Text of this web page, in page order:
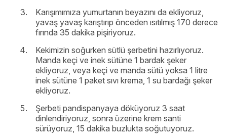
Karışımımıza yumurtanın beyazını da ekliyoruz,
yavaş yavaş karıştırıp önceden ısıtılmış 170 derece
fırında 35 dakika pişiriyoruz.
Kekimizin soğurken sütlü şerbetini hazırlıyoruz.
Manda keçi ve inek sütüne 1 bardak şeker
ekliyoruz, veya keçi ve manda sütü yoksa 1 litre
inek sütüne 1 paket sıvı krema, 1 su bardağı şeker
ekliyoruz.
Şerbeti pandispanyaya döküyoruz 3 saat
dinlendiriyoruz, sonra üzerine krem santi
sürüyoruz, 15 dakika buzlukta soğutuyoruz.